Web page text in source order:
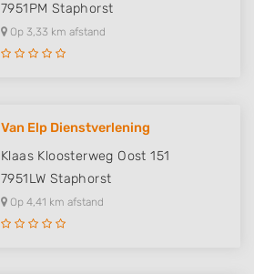
7951PM Staphorst
Op 3,33 km afstand
Van Elp Dienstverlening
Klaas Kloosterweg Oost 151
7951LW Staphorst
Op 4,41 km afstand